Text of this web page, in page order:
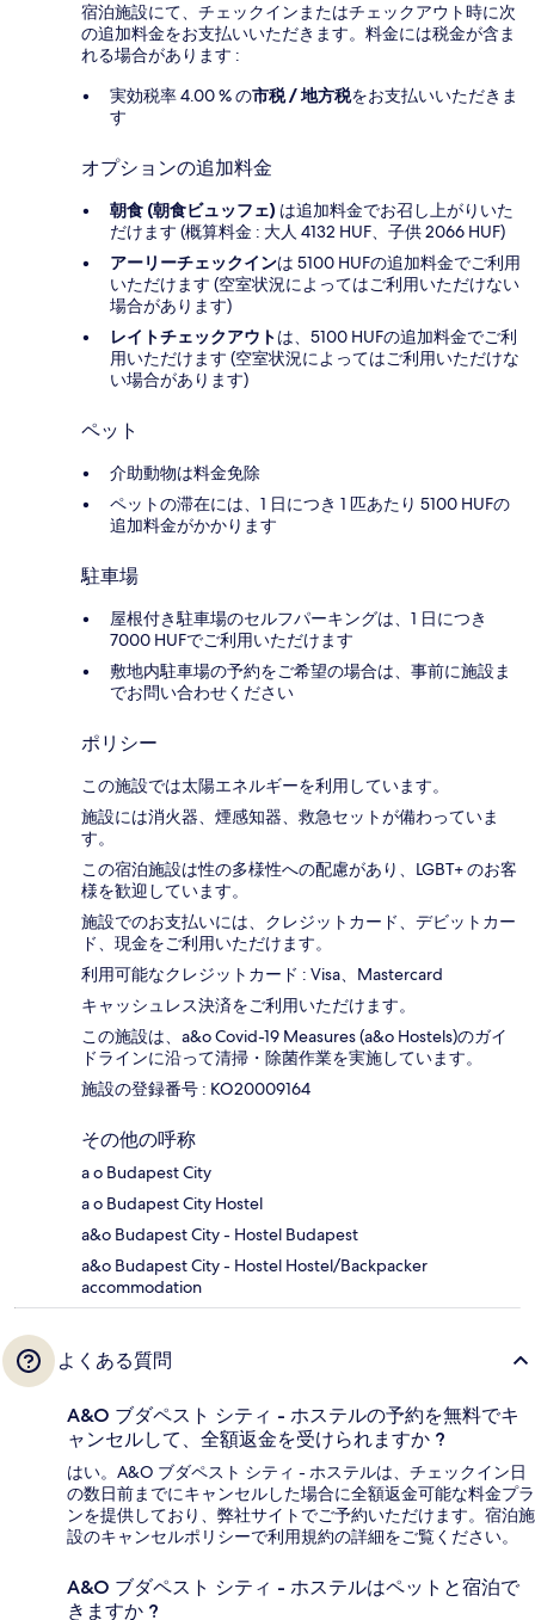
宿泊施設にて、チェックインまたはチェックアウト時に次
の追加料金をお支払いいただきます。料金には税金が含ま
れる場合があります :
実効税率 4.00 % の市税 / 地方税をお支払いいただきま
す
オプションの追加料金
朝食 (朝食ビュッフェ) は追加料金でお召し上がりいた
だけます (概算料金 : 大人 4132 HUF、子供 2066 HUF)
アーリーチェックインは 5100 HUFの追加料金でご利用
いただけます (空室状況によってはご利用いただけない
場合があります)
レイトチェックアウトは、5100 HUFの追加料金でご利
用いただけます (空室状況によってはご利用いただけな
い場合があります)
ペット
介助動物は料金免除
ペットの滞在には、1 日につき 1 匹あたり 5100 HUFの
追加料金がかかります
駐車場
屋根付き駐車場のセルフパーキングは、1 日につき
7000 HUFでご利用いただけます
敷地内駐車場の予約をご希望の場合は、事前に施設ま
でお問い合わせください
ポリシー
この施設では太陽エネルギーを利用しています。
施設には消火器、煙感知器、救急セットが備わっていま
す。
この宿泊施設は性の多様性への配慮があり、LGBT+ のお客
様を歓迎しています。
施設でのお支払いには、クレジットカード、デビットカー
ド、現金をご利用いただけます。
利用可能なクレジットカード : Visa、Mastercard
キャッシュレス決済をご利用いただけます。
この施設は、a&o Covid-19 Measures (a&o Hostels)のガイ
ドラインに沿って清掃・除菌作業を実施しています。
施設の登録番号 : KO20009164
その他の呼称
a o Budapest City
a o Budapest City Hostel
a&o Budapest City - Hostel Budapest
a&o Budapest City - Hostel Hostel/Backpacker
accommodation
よくある質問
A&O ブダペスト シティ - ホステルの予約を無料でキ
ャンセルして、全額返金を受けられますか ?
はい。A&O ブダペスト シティ - ホステルは、チェックイン日
の数日前までにキャンセルした場合に全額返金可能な料金プラ
ンを提供しており、弊社サイトでご予約いただけます。宿泊施
設のキャンセルポリシーで利用規約の詳細をご覧ください。
A&O ブダペスト シティ - ホステルはペットと宿泊で
きますか ?